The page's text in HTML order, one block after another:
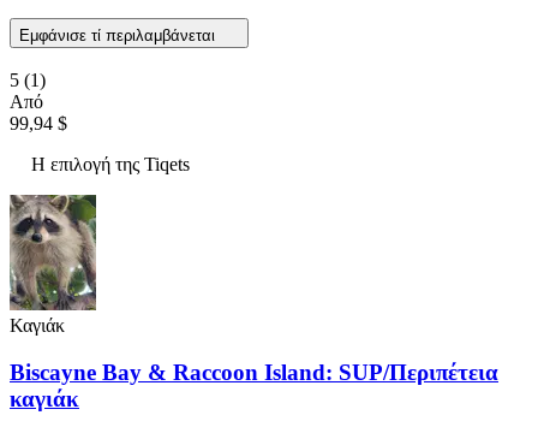
Εμφάνισε τί περιλαμβάνεται
5 (1)
Από
99,94 $
Η επιλογή της Tiqets
Καγιάκ
Biscayne Bay & Raccoon Island: SUP/Περιπέτεια
καγιάκ